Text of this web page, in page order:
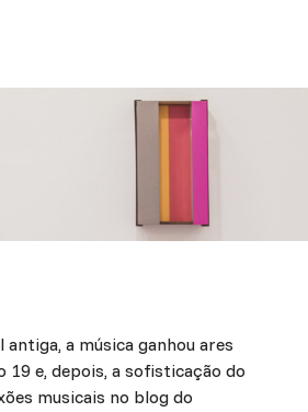
a música ganhou ares
19 e, depois, a sofisticação do
musicais no blog do